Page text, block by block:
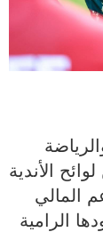
الأندية
المالي
جهودها الرامية